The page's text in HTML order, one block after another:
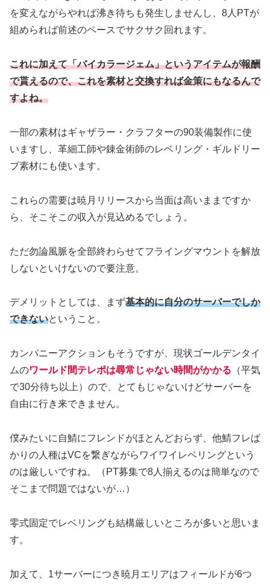
を変えながらやれば沸き待ちも発生しませんし、8人PTが
組められば前述のペースでサクサク回れます。
これに加えて「バイカラージェム」というアイテムが報酬
で貰えるので、これを素材と交換すれば金策にもなるんで
すよね。
一部の素材はギャザラー・クラフターの90装備製作に使
いますし、革細工師や錬金術師のレベリング・ギルドリー
ブ素材にも使います。
これらの需要は暁月リリースから当面は高いままですか
ら、そこそこの収入が見込めるでしょう。
ただ勿論風脈を全部終わらせてフライングマウントを解放
しないといけないので要注意。
デメリットとしては、まず基本的に自分のサーバーでしか
できないということ。
カンパニーアクションもそうですが、現状ゴールデンタイ
ムのワールド間テレポは尋常じゃない時間がかかる （平気
で30分待ち以上）ので、とてもじゃないけどサーバーを
自由に行き来できません。
僕みたいに自鯖にフレンドがほとんどおらず、他鯖フレば
かりの人種はVCを繋ぎながらワイワイレベリングという
のは厳しいですね。（PT募集で8人揃えるのは簡単なので
そこまで問題ではないが…）
零式固定でレベリングも結構厳しいところが多いと思いま
す。
加えて、1サーバーにつき暁月エリアはフィールドが6つ